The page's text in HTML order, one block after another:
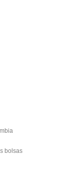
bolsas